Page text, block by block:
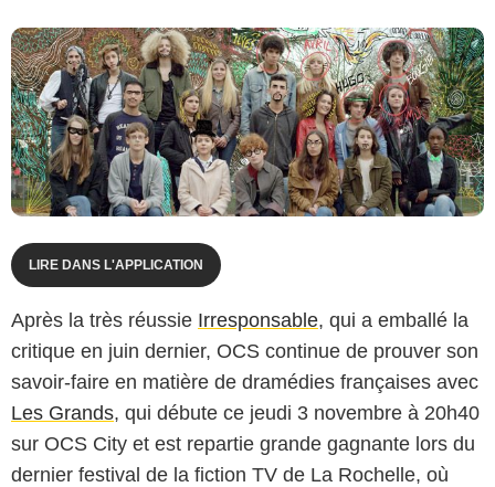
LIRE DANS L'APPLICATION
Après la très réussie Irresponsable, qui a emballé la
critique en juin dernier, OCS continue de prouver son
savoir-faire en matière de dramédies françaises avec
Les Grands, qui débute ce jeudi 3 novembre à 20h40
sur OCS City et est repartie grande gagnante lors du
dernier festival de la fiction TV de La Rochelle, où